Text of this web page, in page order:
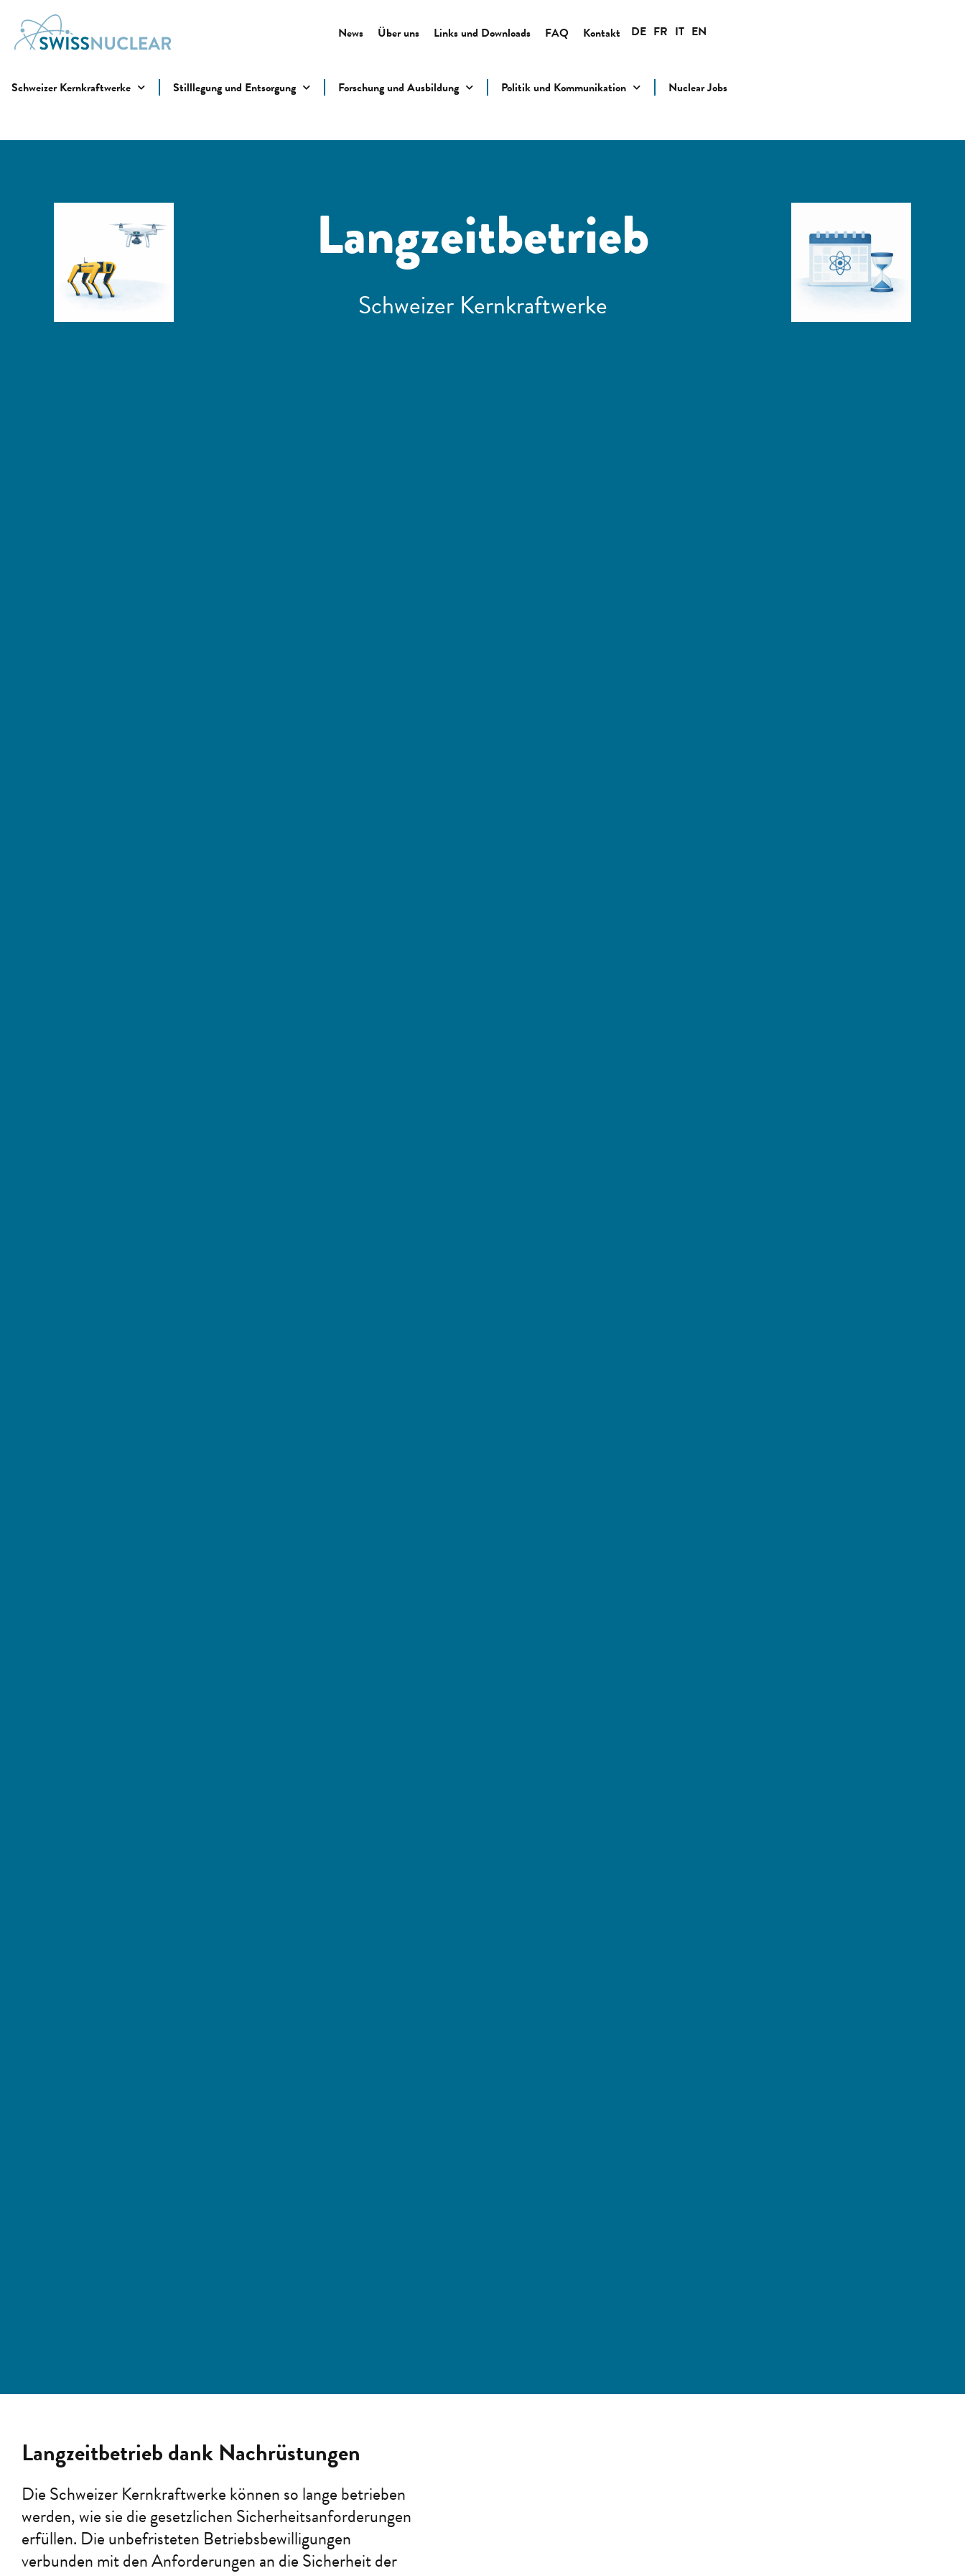
News Über uns Links und Downloads FAQ Kontakt DE FR IT EN
Schweizer Kernkraftwerke Stilllegung und Entsorgung Forschung und Ausbildung Politik und Kommunikation Nuclear Jobs
Langzeitbetrieb
Schweizer Kernkraftwerke
Langzeitbetrieb dank Nachrüstungen
Die Schweizer Kernkraftwerke können so lange betrieben
werden, wie sie die gesetzlichen Sicherheitsanforderungen
erfüllen. Die unbefristeten Betriebsbewilligungen
verbunden mit den Anforderungen an die Sicherheit der